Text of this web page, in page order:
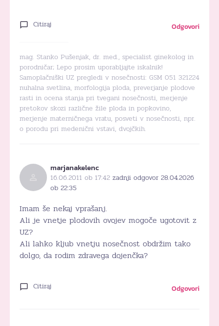
Citiraj Odgovori
mag. Stanko Pušenjak, dr. med., specialist ginekolog in
porodničar; Lepo prosim uporabljajte iskalnik!
Samoplačniški UZ pregledi v nosečnosti: GSM 051 321224
nuhalna svetlina, morfologija ploda, preverjanje plodove
rasti in ocena stanja pri tvegani nosečnosti, merjenje
pretokov skozi različne žile ploda in popkovino,
merjenje materničnega vratu, posveti v nosečnosti, npr.
o porodu pri medenični vstavi, dvojčkih.
marjanakelenc
16.06.2011 ob 17:42 zadnji odgovor 28.04.2026
ob 22:35
Imam še nekaj vprašanj.
Ali je vnetje plodovih ovojev mogoče ugotovit z
UZ?
Ali lahko kljub vnetju nosečnost obdržim tako
dolgo, da rodim zdravega dojenčka?
Citiraj Odgovori